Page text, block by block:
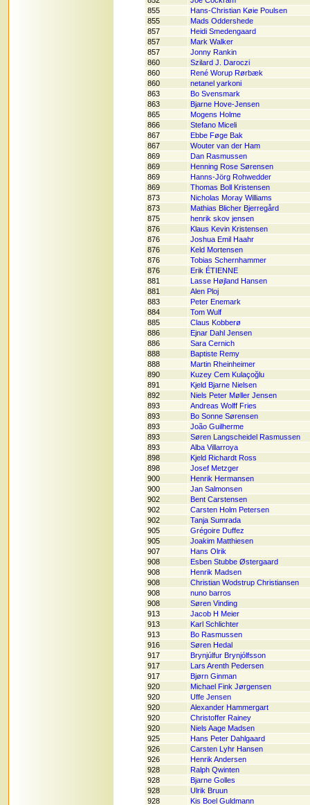
855
Hans-Christian Køie Poulsen
855
Mads Oddershede
857
Heidi Smedengaard
857
Mark Walker
857
Jonny Rankin
860
Szilard J. Daroczi
860
René Worup Rørbæk
860
netanel yarkoni
863
Bo Svensmark
863
Bjarne Hove-Jensen
865
Mogens Holme
866
Stefano Miceli
867
Ebbe Føge Bak
867
Wouter van der Ham
869
Dan Rasmussen
869
Henning Rose Sørensen
869
Hanns-Jörg Rohwedder
869
Thomas Boll Kristensen
873
Nicholas Moray Williams
873
Mathias Blicher Bjerregård
875
henrik skov jensen
876
Klaus Kevin Kristensen
876
Joshua Emil Haahr
876
Keld Mortensen
876
Tobias Schernhammer
876
Erik ÉTIENNE
881
Lasse Højland Hansen
881
Alen Ploj
883
Peter Enemark
884
Tom Wulf
885
Claus Kobberø
886
Ejnar Dahl Jensen
886
Sara Cernich
888
Baptiste Remy
888
Martin Rheinheimer
890
Kuzey Cem Kulaçoğlu
891
Kjeld Bjarne Nielsen
892
Niels Peter Møller Jensen
893
Andreas Wolff Fries
893
Bo Sonne Sørensen
893
João Guilherme
893
Søren Langscheidel Rasmussen
893
Alba Villarroya
898
Kjeld Richardt Ross
898
Josef Metzger
900
Henrik Hermansen
900
Jan Salmonsen
902
Bent Carstensen
902
Carsten Holm Petersen
902
Tanja Sumrada
905
Grégoire Duffez
905
Joakim Matthiesen
907
Hans Olrik
908
Esben Stubbe Østergaard
908
Henrik Madsen
908
Christian Wodstrup Christiansen
908
nuno barros
908
Søren Vinding
913
Jacob H Meier
913
Karl Schlichter
913
Bo Rasmussen
916
Søren Hedal
917
Brynjúlfur Brynjólfsson
917
Lars Arenth Pedersen
917
Bjørn Ginman
920
Michael Fink Jørgensen
920
Uffe Jensen
920
Alexander Hammergart
920
Christoffer Rainey
920
Niels Aage Madsen
925
Hans Peter Dahlgaard
926
Carsten Lyhr Hansen
926
Henrik Andersen
928
Ralph Qwinten
928
Bjarne Golles
928
Ulrik Bruun
928
Kis Boel Guldmann